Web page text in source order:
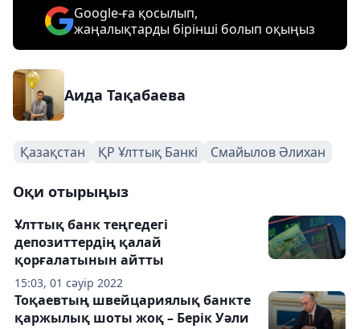
Google-ға қосылып,
жаңалықтарды бірінші болып оқыңыз
Аида Тақабаева
Қазақстан ҚР Ұлттық Банкі Смайылов Әлихан
Оқи отырыңыз
15:03, 01 сәуір 2022
Ұлттық банк теңгедегі
депозиттердің қалай
қорғалатынын айтты
Тоқаевтың швейцариялық банкте
қаржылық шоты жоқ – Берік Уәли